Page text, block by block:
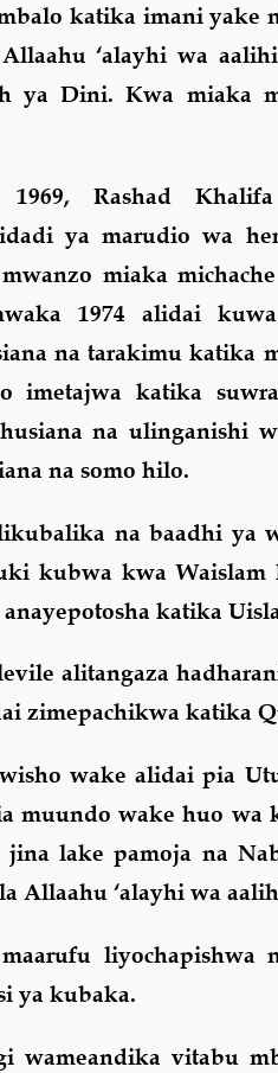
katika imani yake
‘alayhi wa
ya Dini. Kwa miaka
1969, Rashad
ya marudio wa
miaka
1974 alidai
na tarakimu katika
imetajwa katika
na ulinganishi
na somo hilo.
na baadhi ya
kubwa kwa
katika
alitangaza
zimepachikwa katika
wake alidai pia
muundo wake huo wa
lake pamoja na
Allaahu ‘alayhi wa
liyochapishwa
ya kubaka.
wameandika vitabu